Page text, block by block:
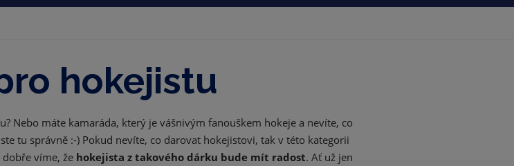
hokejistu
Nebo máte kamaráda, který je vášnivým fanouškem hokeje a nevíte, co
tu správně :-) Pokud nevíte, co darovat hokejistovi, tak v této kategorii
víme, že hokejista z takového dárku bude mít radost. Ať už jen